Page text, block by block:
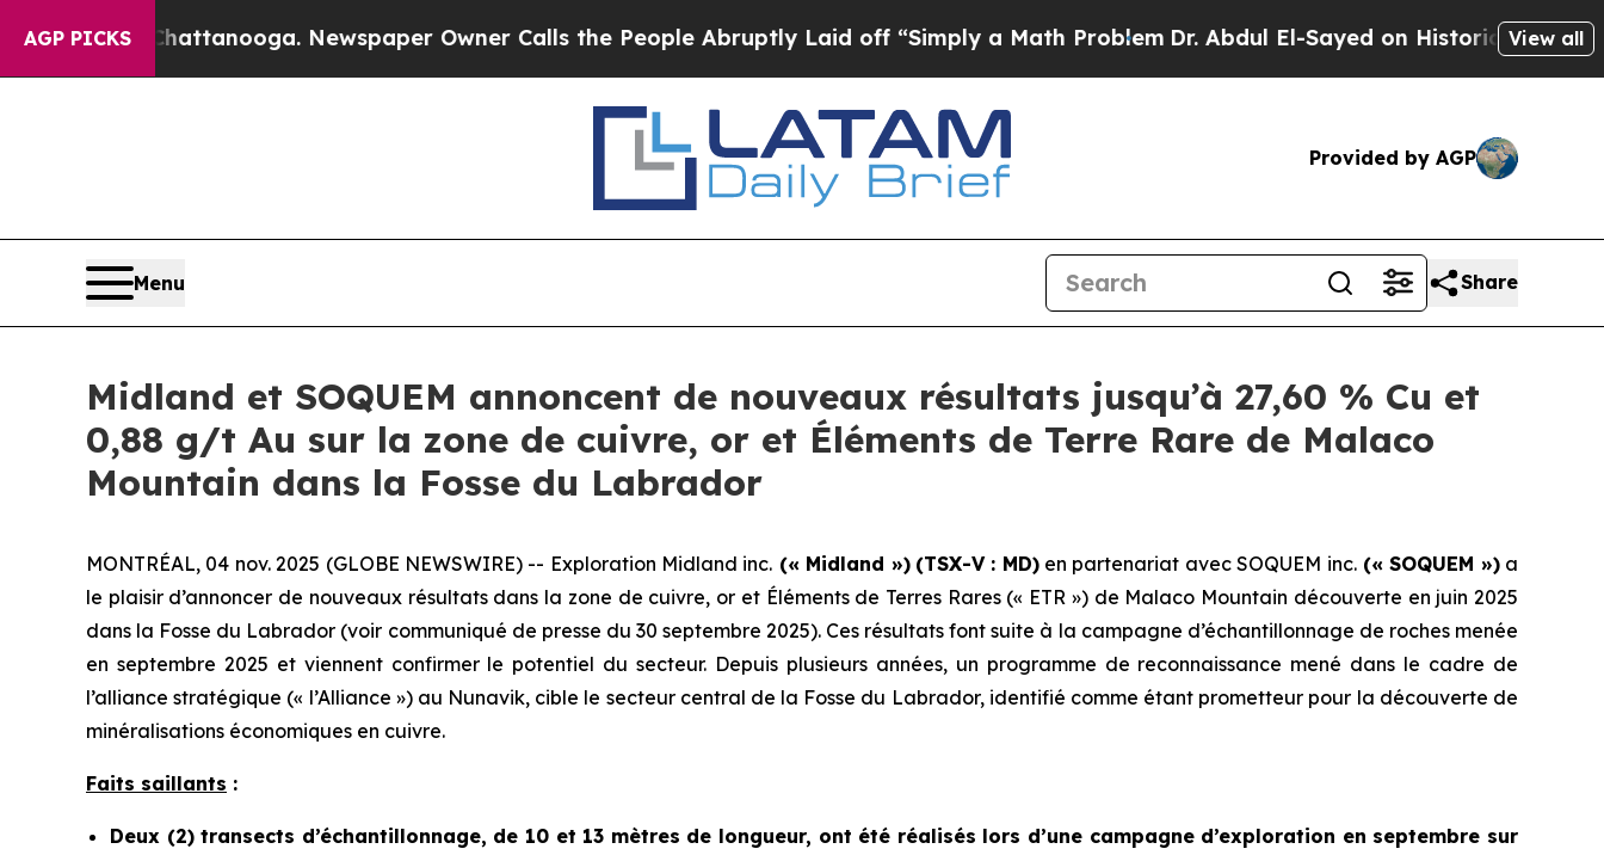
AGP PICKS
Chattanooga. Newspaper Owner Calls the People Abruptly Laid off “Simply a Math ProblemDr. Abdul El-Sayed on Historic Michigan Win:View all
Provided by AGP
Menu Share
Midland et SOQUEM annoncent de nouveaux résultats jusqu’à 27,60 % Cu et
0,88 g/t Au sur la zone de cuivre, or et Éléments de Terre Rare de Malaco
Mountain dans la Fosse du Labrador
MONTRÉAL, 04 nov. 2025 (GLOBE NEWSWIRE) -- Exploration Midland inc. (« Midland ») (TSX-V : MD)en partenariat avec SOQUEM inc.(« SOQUEM »)a
le plaisir d’annoncer de nouveaux résultats dans la zone de cuivre, or et Éléments de Terres Rares (« ETR ») de Malaco Mountain découverte en juin 2025
dans la Fosse du Labrador (voir communiqué de presse du 30 septembre 2025). Ces résultats font suite à la campagne d’échantillonnage de roches menée
en septembre 2025 et viennent confirmer le potentiel du secteur. Depuis plusieurs années, un programme de reconnaissance mené dans le cadre de
l’alliance stratégique (« l’Alliance ») au Nunavik, cible le secteur central de la Fosse du Labrador, identifié comme étant prometteur pour la découverte de
minéralisations économiques en cuivre.
Faits saillants :
Deux (2) transects d’échantillonnage, de 10 et 13 mètres de longueur, ont été réalisés lors d’une campagne d’exploration en septembre sur